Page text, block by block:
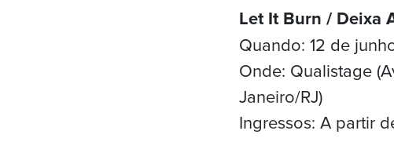
Let It Burn / Deixa
Quando: 12 de
Onde: Qualistage
Janeiro/RJ)
Ingressos: A partir